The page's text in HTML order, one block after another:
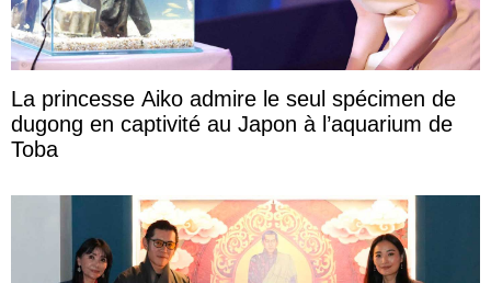
La princesse Aiko admire le seul spécimen de
dugong en captivité au Japon à l’aquarium de
Toba